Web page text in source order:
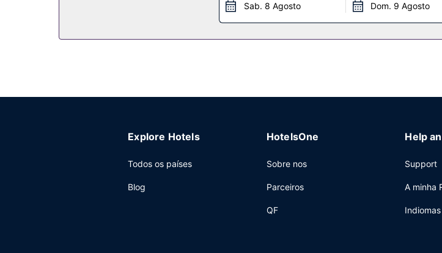
Recarregue baterias no restaurante The Kendall Restaurant dThe Kendall. Peça o seu
Sab. 8 Agosto Dom. 9 Agosto
Explore Hotels
Todos os países
Blog
HotelsOne
Sobre nos
Parceiros
QF
Help
Support
A minha
Indiomas